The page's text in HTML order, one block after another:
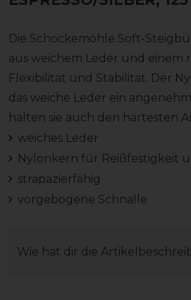
Die Schockemöhle Soft-
aus weichem Leder und einem
Flexibilität und Stabilität. Der
das weiche Leder ein
halten sie auch den härtesten
weiches Leder
Nylonkern für Reißfestigkeit
strapazierfähig
vorgebogene Schnalle
Wie hat dir die